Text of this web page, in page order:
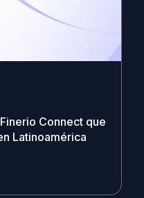
Connect que
Latinoamérica